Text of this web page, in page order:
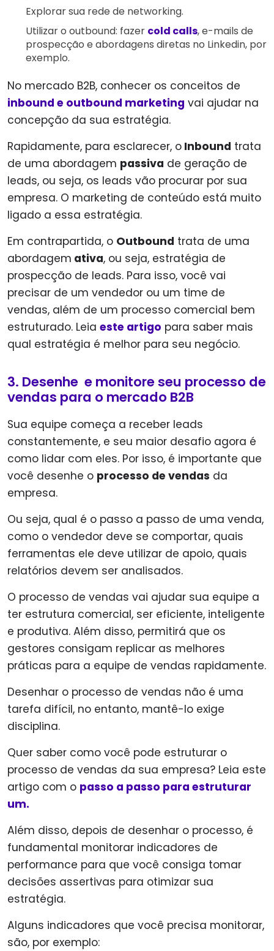
Explorar sua rede de networking.
Utilizar o outbound: fazer cold calls, e-mails de
prospecção e abordagens diretas no Linkedin, por
exemplo.
No mercado B2B, conhecer os conceitos de
inbound e outbound marketing vai ajudar na
concepção da sua estratégia.
Rapidamente, para esclarecer, o Inbound trata
de uma abordagem passiva de geração de
leads, ou seja, os leads vão procurar por sua
empresa. O marketing de conteúdo está muito
ligado a essa estratégia.
Em contrapartida, o Outbound trata de uma
abordagem ativa, ou seja, estratégia de
prospecção de leads. Para isso, você vai
precisar de um vendedor ou um time de
vendas, além de um processo comercial bem
estruturado. Leia este artigo para saber mais
qual estratégia é melhor para seu negócio.
3. Desenhe e monitore seu processo de
vendas para o mercado B2B
Sua equipe começa a receber leads
constantemente, e seu maior desafio agora é
como lidar com eles. Por isso, é importante que
você desenhe o processo de vendas da
empresa.
Ou seja, qual é o passo a passo de uma venda,
como o vendedor deve se comportar, quais
ferramentas ele deve utilizar de apoio, quais
relatórios devem ser analisados.
O processo de vendas vai ajudar sua equipe a
ter estrutura comercial, ser eficiente, inteligente
e produtiva. Além disso, permitirá que os
gestores consigam replicar as melhores
práticas para a equipe de vendas rapidamente.
Desenhar o processo de vendas não é uma
tarefa difícil, no entanto, mantê-lo exige
disciplina.
Quer saber como você pode estruturar o
processo de vendas da sua empresa? Leia este
artigo com o passo a passo para estruturar
um.
Além disso, depois de desenhar o processo, é
fundamental monitorar indicadores de
performance para que você consiga tomar
decisões assertivas para otimizar sua
estratégia.
Alguns indicadores que você precisa monitorar,
são, por exemplo: